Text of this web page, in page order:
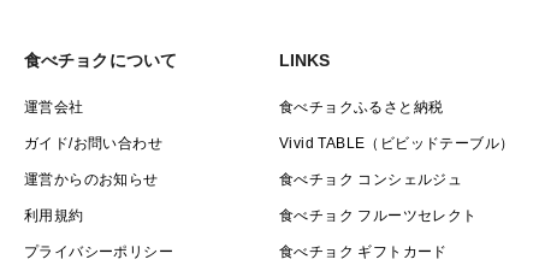
食べチョクについて
運営会社
ガイド/お問い合わせ
運営からのお知らせ
利用規約
プライバシーポリシー
LINKS
食べチョクふるさと納税
Vivid TABLE（ビビッドテーブル）
食べチョク コンシェルジュ
食べチョク フルーツセレクト
食べチョク ギフトカード